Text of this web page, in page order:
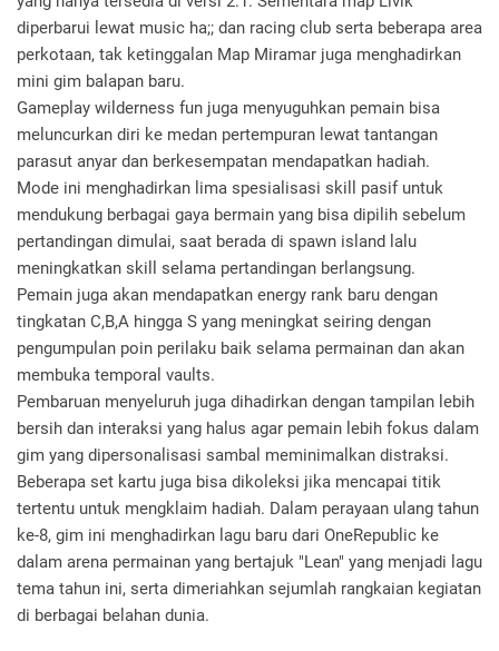
diperbarui lewat music ha;; dan racing club serta beberapa area
perkotaan, tak ketinggalan Map Miramar juga menghadirkan
mini gim balapan baru.
Gameplay wilderness fun juga menyuguhkan pemain bisa
meluncurkan diri ke medan pertempuran lewat tantangan
parasut anyar dan berkesempatan mendapatkan hadiah.
Mode ini menghadirkan lima spesialisasi skill pasif untuk
mendukung berbagai gaya bermain yang bisa dipilih sebelum
pertandingan dimulai, saat berada di spawn island lalu
meningkatkan skill selama pertandingan berlangsung.
Pemain juga akan mendapatkan energy rank baru dengan
tingkatan C,B,A hingga S yang meningkat seiring dengan
pengumpulan poin perilaku baik selama permainan dan akan
membuka temporal vaults.
Pembaruan menyeluruh juga dihadirkan dengan tampilan lebih
bersih dan interaksi yang halus agar pemain lebih fokus dalam
gim yang dipersonalisasi sambal meminimalkan distraksi.
Beberapa set kartu juga bisa dikoleksi jika mencapai titik
tertentu untuk mengklaim hadiah. Dalam perayaan ulang tahun
ke-8, gim ini menghadirkan lagu baru dari OneRepublic ke
dalam arena permainan yang bertajuk "Lean" yang menjadi lagu
tema tahun ini, serta dimeriahkan sejumlah rangkaian kegiatan
di berbagai belahan dunia.